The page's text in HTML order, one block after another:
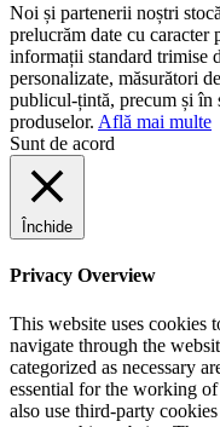
Noi și partenerii noștri
prelucrăm date cu
informații standard trimise
personalizate, măsurători
publicul-țintă, precum și în
produselor. Află mai multe
Sunt de acord
Închide
Privacy Overview
This website uses cookies
navigate through the
categorized as necessary
essential for the working
also use third-party